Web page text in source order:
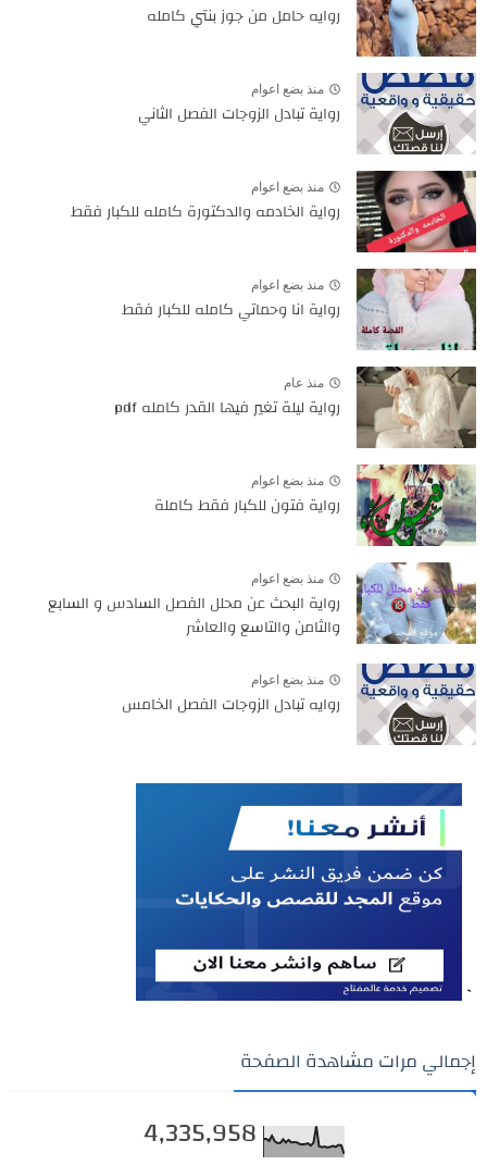
روايه حامل من جوز بنتي كامله
منذ بضع اعوام
رواية تبادل الزوجات الفصل الثاني
منذ بضع اعوام
رواية الخادمه والدكتورة كامله للكبار فقط
منذ بضع اعوام
رواية انا وحماتي كامله للكبار فقط
منذ عام
رواية ليلة تغير فيها القدر كامله pdf
منذ بضع اعوام
رواية فتون للكبار فقط كاملة
منذ بضع اعوام
رواية البحث عن محلل الفصل السادس و السابع
والثامن والتاسع والعاشر
منذ بضع اعوام
روايه تبادل الزوجات الفصل الخامس
`
إجمالي مرات مشاهدة الصفحة
4,335,958